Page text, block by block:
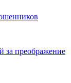
за преображение